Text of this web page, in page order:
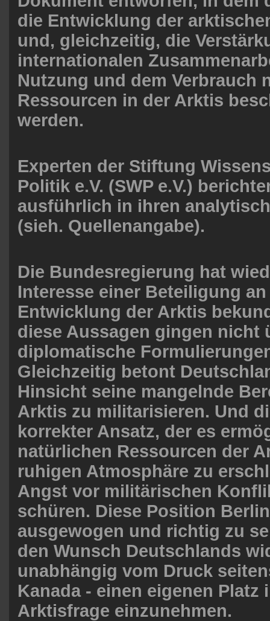
die Entwicklung der
und, gleichzeitig, die
internationalen
Nutzung und dem Verbrauch
Ressourcen in der Arktis
werden.
Experten der Stiftung
Politik e.V. (SWP e.V.)
ausführlich in ihren
(sieh. Quellenangabe).
Die Bundesregierung hat
Interesse einer Beteiligung
Entwicklung der Arktis
diese Aussagen gingen nicht
diplomatische
Gleichzeitig betont
Hinsicht seine mangelnde
Arktis zu militarisieren. Und
korrekter Ansatz, der es
natürlichen Ressourcen der
ruhigen Atmosphäre zu
Angst vor militärischen
schüren. Diese Position
ausgewogen und richtig zu
den Wunsch Deutschlands
unabhängig vom Druck
Kanada - einen eigenen Platz
Arktisfrage einzunehmen.